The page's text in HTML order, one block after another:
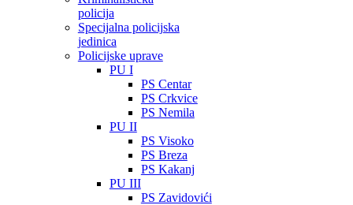
policija
Specijalna policijska
jedinica
Policijske uprave
PU I
PS Centar
PS Crkvice
PS Nemila
PU II
PS Visoko
PS Breza
PS Kakanj
PU III
PS Zavidovići